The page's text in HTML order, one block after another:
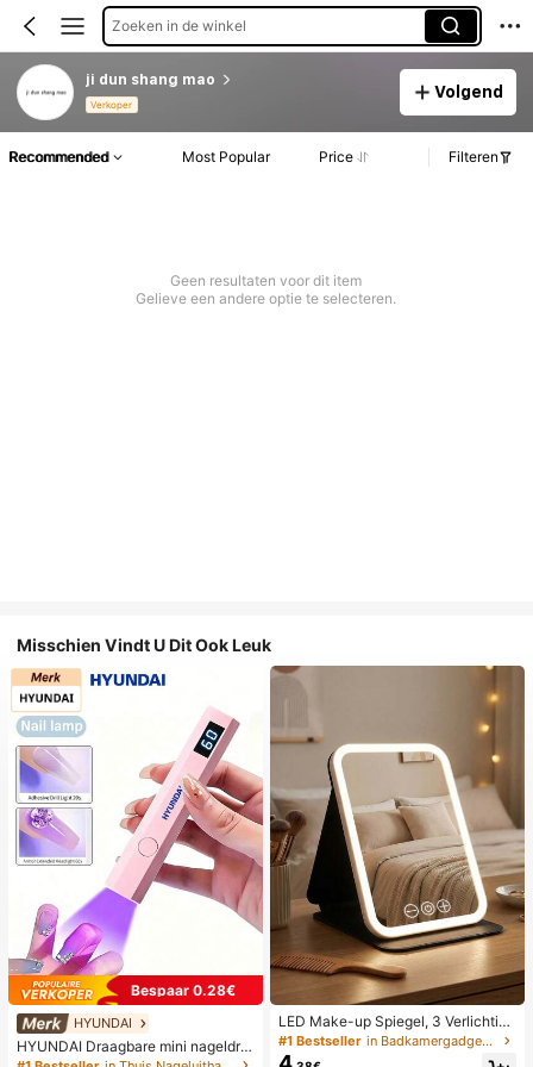
Zoeken in de winkel
ji dun shang mao
Verkoper
Volgend
Recommended Most Popular Price Filteren
Geen resultaten voor dit item
Gelieve een andere optie te selecteren.
Misschien Vindt U Dit Ook Leuk
Bespaar 0.28€
HYUNDAI
HYUNDAI Draagbare mini nageldro
ger, oplaadbare handlamp UV/LED
LED Make-up Spiegel, 3 Verlichting
smodi, Verstelbare Helderheid, Draa
gbaar Vouwbaar Ontwerp, Geschikt
#1 Bestseller in Badkamergadgets die favoriet zijn bij klanten B